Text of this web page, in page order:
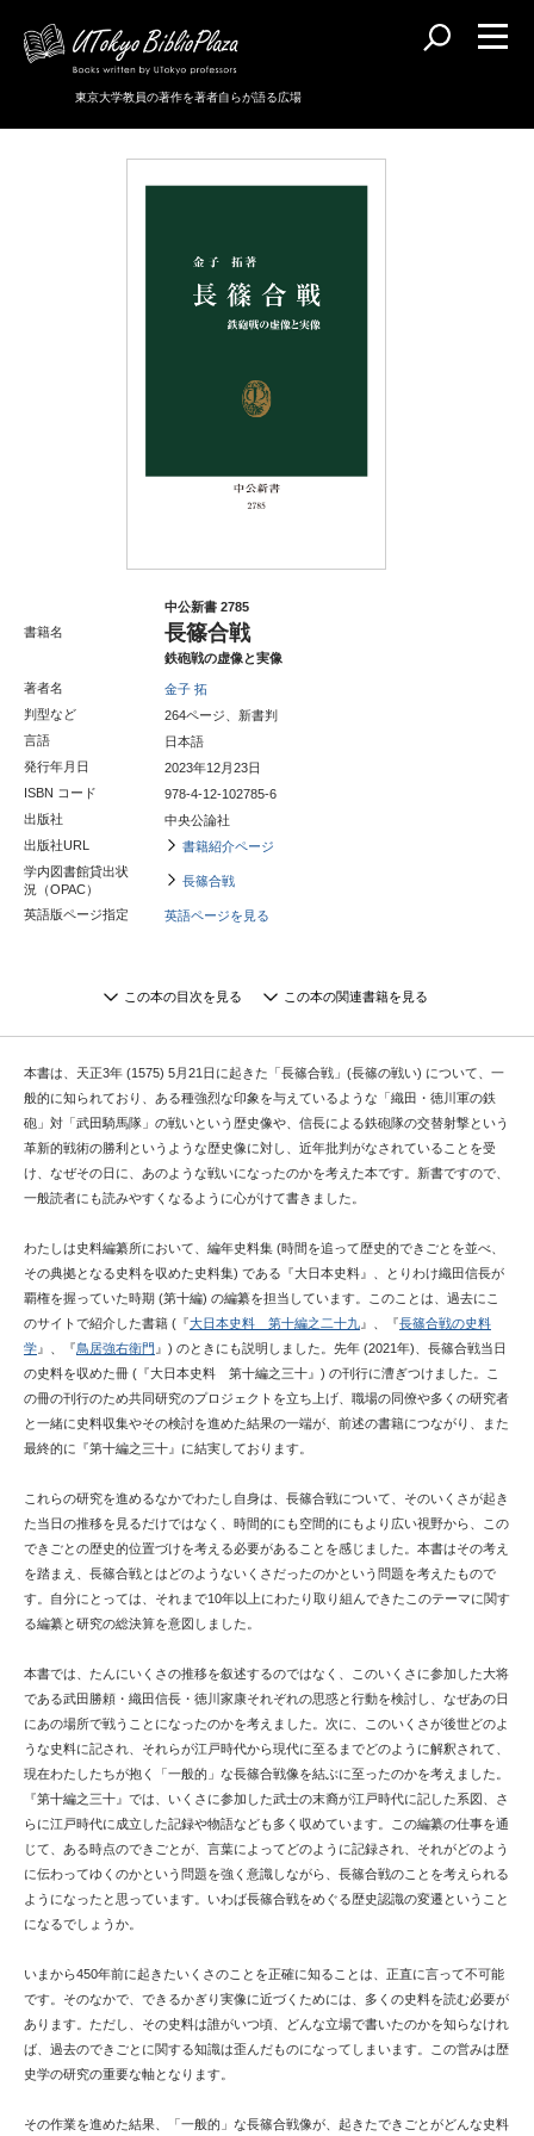
東京大学教員の著作を著者自らが語る広場
書籍名
中公新書 2785
長篠合戦
鉄砲戦の虚像と実像
著者名
金子 拓
判型など
264ページ、新書判
言語
日本語
発行年月日
2023年12月23日
ISBN コード
978-4-12-102785-6
出版社
中央公論社
出版社URL
書籍紹介ページ
学内図書館貸出状
況（OPAC）
長篠合戦
英語版ページ指定 英語ページを見る
この本の目次を見る この本の関連書籍を見る
本書は、天正3年 (1575) 5月21日に起きた「長篠合戦」(長篠の戦い) について、一
般的に知られており、ある種強烈な印象を与えているような「織田・徳川軍の鉄
砲」対「武田騎馬隊」の戦いという歴史像や、信長による鉄砲隊の交替射撃という
革新的戦術の勝利というような歴史像に対し、近年批判がなされていることを受
け、なぜその日に、あのような戦いになったのかを考えた本です。新書ですので、
一般読者にも読みやすくなるように心がけて書きました。
わたしは史料編纂所において、編年史料集 (時間を追って歴史的できごとを並べ、
その典拠となる史料を収めた史料集) である『大日本史料』、とりわけ織田信長が
覇権を握っていた時期 (第十編) の編纂を担当しています。このことは、過去にこ
のサイトで紹介した書籍 (『大日本史料 第十編之二十九 』、『長篠合戦の史料
学 』、『鳥居強右衛門 』) のときにも説明しました。先年 (2021年)、長篠合戦当日
の史料を収めた冊 (『大日本史料 第十編之三十』) の刊行に漕ぎつけました。こ
の冊の刊行のため共同研究のプロジェクトを立ち上げ、職場の同僚や多くの研究者
と一緒に史料収集やその検討を進めた結果の一端が、前述の書籍につながり、また
最終的に『第十編之三十』に結実しております。
これらの研究を進めるなかでわたし自身は、長篠合戦について、そのいくさが起き
た当日の推移を見るだけではなく、時間的にも空間的にもより広い視野から、この
できごとの歴史的位置づけを考える必要があることを感じました。本書はその考え
を踏まえ、長篠合戦とはどのようないくさだったのかという問題を考えたもので
す。自分にとっては、それまで10年以上にわたり取り組んできたこのテーマに関す
る編纂と研究の総決算を意図しました。
本書では、たんにいくさの推移を叙述するのではなく、このいくさに参加した大将
である武田勝頼・織田信長・徳川家康それぞれの思惑と行動を検討し、なぜあの日
にあの場所で戦うことになったのかを考えました。次に、このいくさが後世どのよ
うな史料に記され、それらが江戸時代から現代に至るまでどのように解釈されて、
現在わたしたちが抱く「一般的」な長篠合戦像を結ぶに至ったのかを考えました。
『第十編之三十』では、いくさに参加した武士の末裔が江戸時代に記した系図、さ
らに江戸時代に成立した記録や物語なども多く収めています。この編纂の仕事を通
じて、ある時点のできごとが、言葉によってどのように記録され、それがどのよう
に伝わってゆくのかという問題を強く意識しながら、長篠合戦のことを考えられる
ようになったと思っています。いわば長篠合戦をめぐる歴史認識の変遷ということ
になるでしょうか。
いまから450年前に起きたいくさのことを正確に知ることは、正直に言って不可能
です。そのなかで、できるかぎり実像に近づくためには、多くの史料を読む必要が
あります。ただし、その史料は誰がいつ頃、どんな立場で書いたのかを知らなけれ
ば、過去のできごとに関する知識は歪んだものになってしまいます。この営みは歴
史学の研究の重要な軸となります。
その作業を進めた結果、「一般的」な長篠合戦像が、起きたできごとがどんな史料